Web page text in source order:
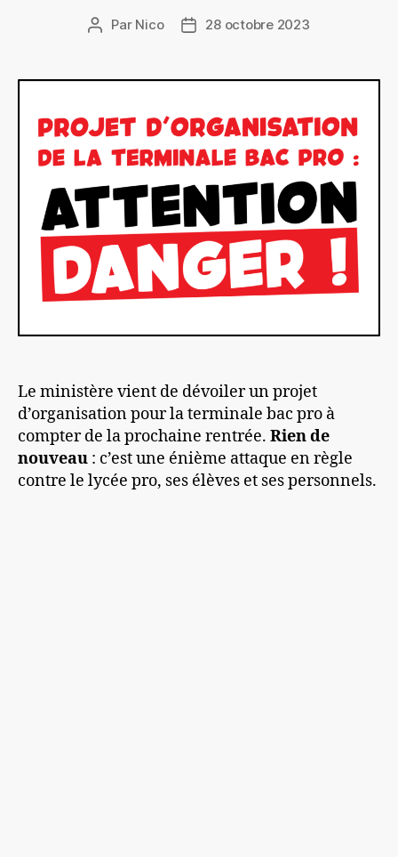
Auteur
Par Nico
Date28 octobre 2023
Le ministère vient de dévoiler un projet
d’organisation pour la terminale bac pro à
compter de la prochaine rentrée. Rien de
nouveau : c’est une énième attaque en règle
contre le lycée pro, ses élèves et ses personnels.